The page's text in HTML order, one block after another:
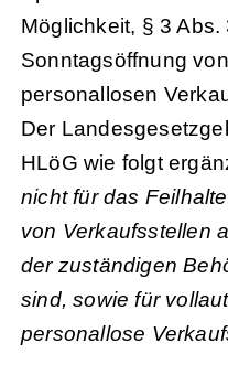
Möglichkeit, § 3
Sonntagsöffnung
personallosen
Der
HLöG wie folgt
nicht für das
von Verkaufsstellen
der zuständigen
sind, sowie für
personallose